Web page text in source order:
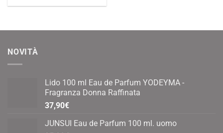
NOVITÀ
Lido 100 ml Eau de Parfum YODEYMA -
Fragranza Donna Raffinata
37,90€
JUNSUI Eau de Parfum 100 ml. uomo